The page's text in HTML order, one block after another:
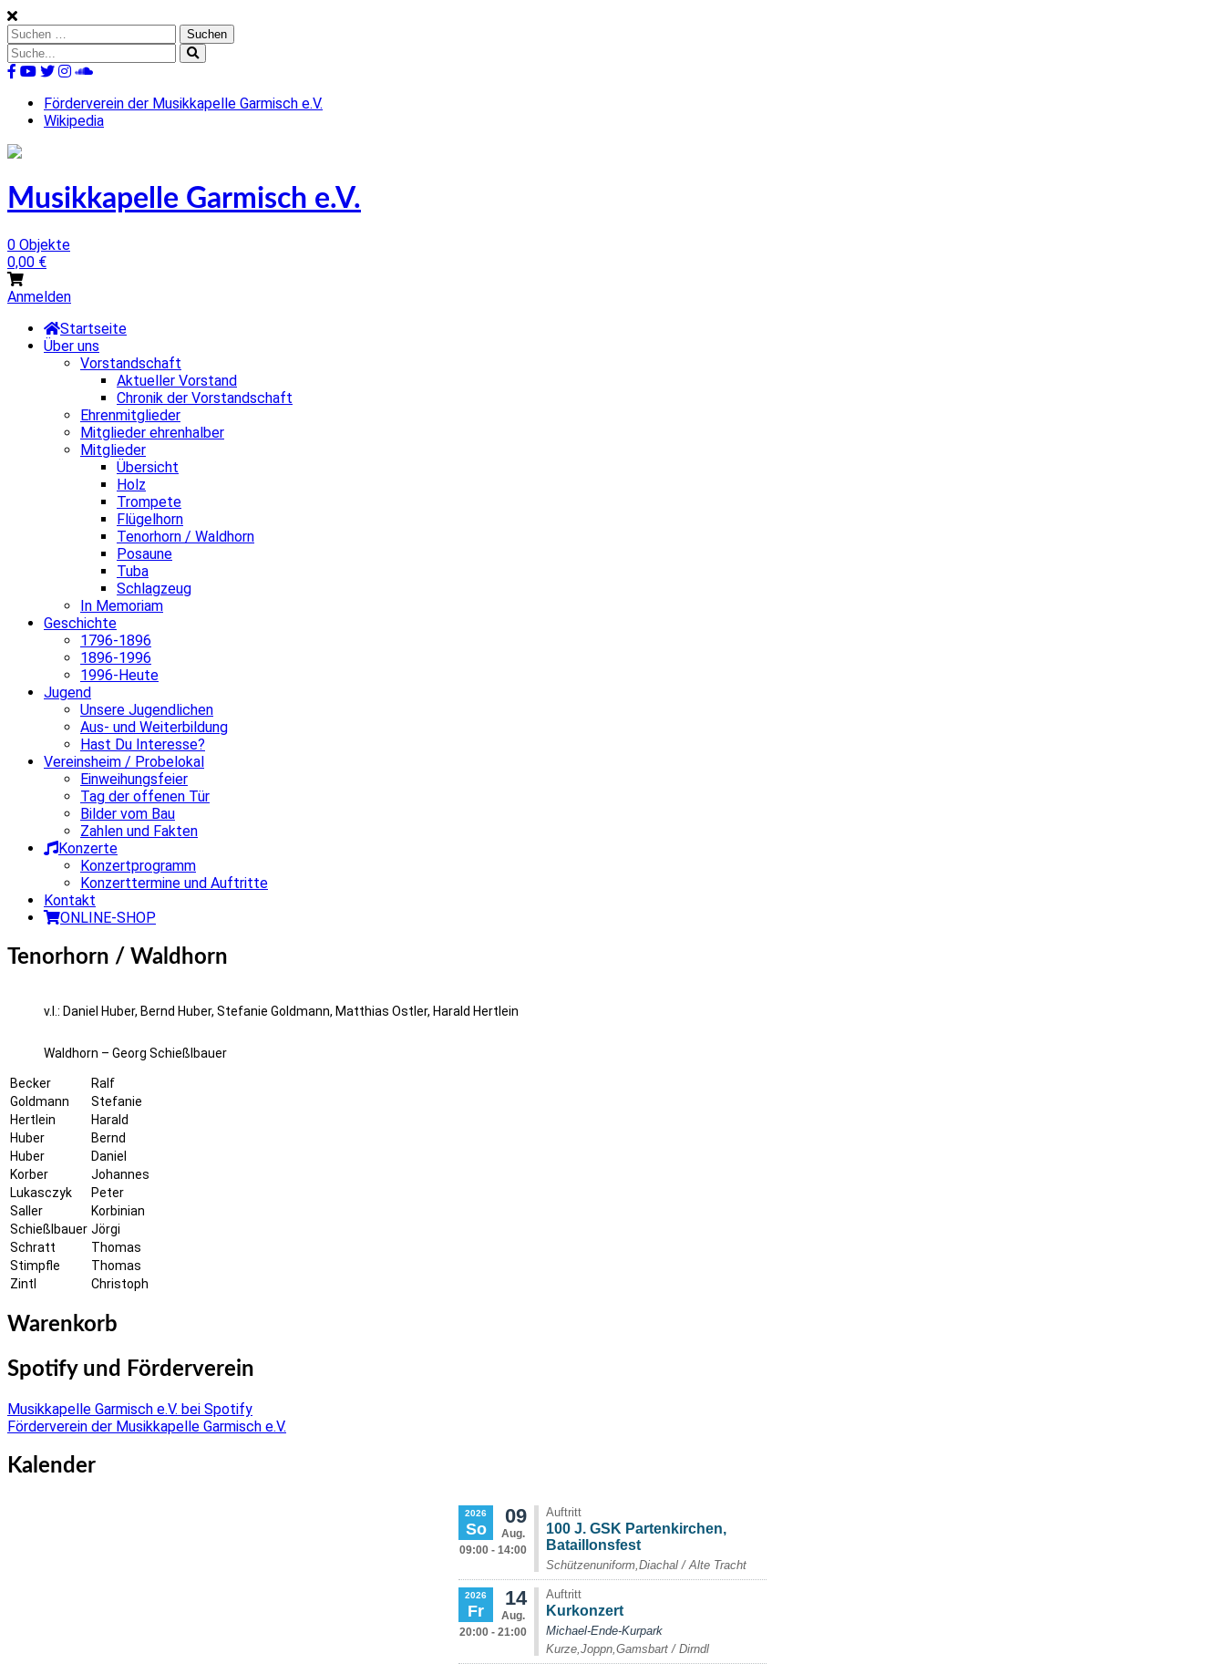
Skip
to
content
Suchen
nach:
Suche
nach:
Förderverein der Musikkapelle Garmisch e.V.
Wikipedia
Musikkapelle Garmisch e.V.
0 Objekte
0,00 €
Anmelden
Startseite
Über uns
Vorstandschaft
Aktueller Vorstand
Chronik der Vorstandschaft
Ehrenmitglieder
Mitglieder ehrenhalber
Mitglieder
Übersicht
Holz
Trompete
Flügelhorn
Tenorhorn / Waldhorn
Posaune
Tuba
Schlagzeug
In Memoriam
Geschichte
1796-1896
1896-1996
1996-Heute
Jugend
Unsere Jugendlichen
Aus- und Weiterbildung
Hast Du Interesse?
Vereinsheim / Probelokal
Einweihungsfeier
Tag der offenen Tür
Bilder vom Bau
Zahlen und Fakten
Konzerte
Konzertprogramm
Konzerttermine und Auftritte
Kontakt
ONLINE-SHOP
Tenorhorn / Waldhorn
v.l.: Daniel Huber, Bernd Huber, Stefanie Goldmann, Matthias Ostler, Harald Hertlein
Waldhorn – Georg Schießlbauer
Becker
Ralf
Goldmann
Stefanie
Hertlein
Harald
Huber
Bernd
Huber
Daniel
Korber
Johannes
Lukasczyk
Peter
Saller
Korbinian
Schießlbauer Jörgi
Schratt
Thomas
Stimpfle
Thomas
Zintl
Christoph
Warenkorb
Spotify und Förderverein
Musikkapelle Garmisch e.V. bei Spotify
Förderverein der Musikkapelle Garmisch e.V.
Kalender